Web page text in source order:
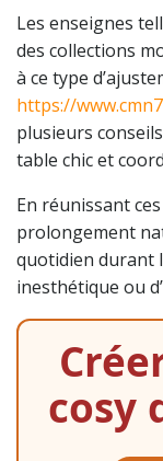
Les enseignes
des collections
à ce type
https://
plusieurs
table chic et
En réunissant
prolongement
quotidien durant
inesthétique ou
cosy